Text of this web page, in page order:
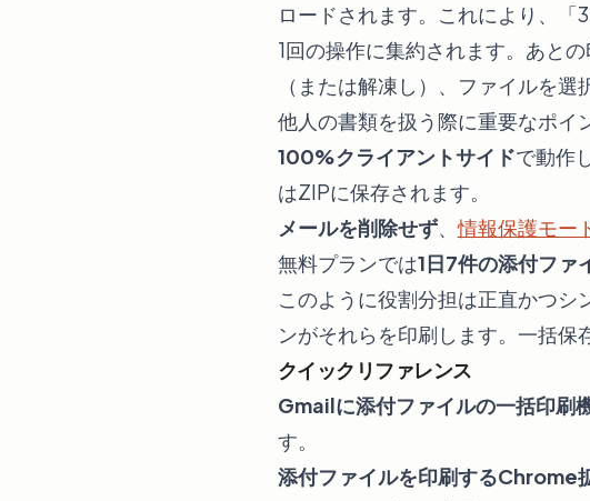
ロードされます。これにより、
1回の操作に集約されます。あと
（または解凍し）、ファイルを
他人の書類を扱う際に重要なポイ
100%クライアントサイドで動作
はZIPに保存されます。
メールを削除せず、情報保護モー
無料プランでは1日7件の添付ファ
このように役割分担は正直かつ
ンがそれらを印刷します。一括保
クイックリファレンス
Gmailに添付ファイルの一括印刷
す。
添付ファイルを印刷するChrome